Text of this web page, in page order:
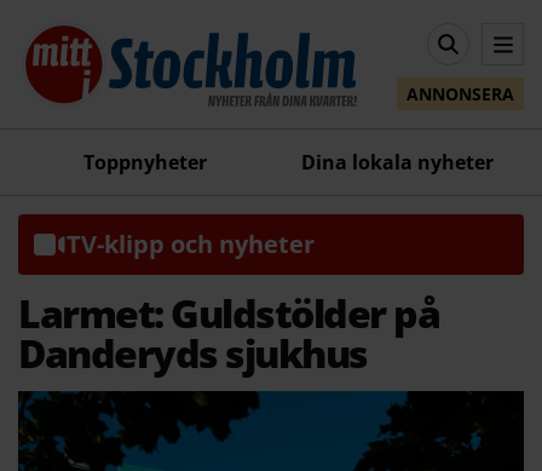
ANNONSERA
Toppnyheter Dina lokala nyheter
TV-klipp och nyheter
Larmet: Guldstölder på
Danderyds sjukhus